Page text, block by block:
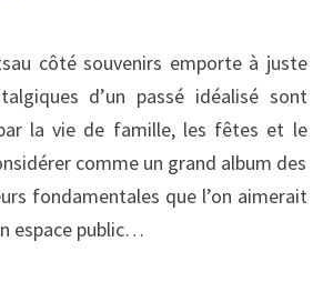
côté souvenirs emporte à juste
d’un passé idéalisé sont
la vie de famille, les fêtes et le
comme un grand album des
fondamentales que l’on aimerait
espace public…